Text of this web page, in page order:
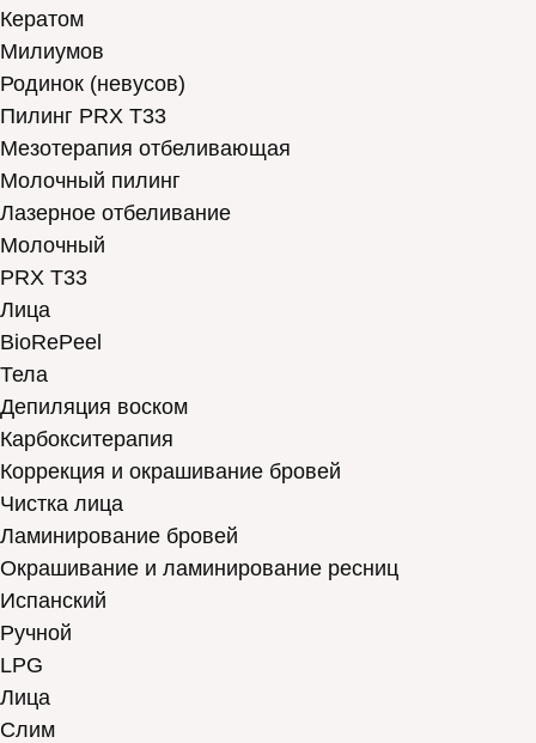
Кератом
Милиумов
Родинок (невусов)
Пилинг PRX T33
Мезотерапия отбеливающая
Молочный пилинг
Лазерное отбеливание
Молочный
PRX T33
Лица
BioRePeel
Тела
Депиляция воском
Карбокситерапия
Коррекция и окрашивание бровей
Чистка лица
Ламинирование бровей
Окрашивание и ламинирование ресниц
Испанский
Ручной
LPG
Лица
Слим